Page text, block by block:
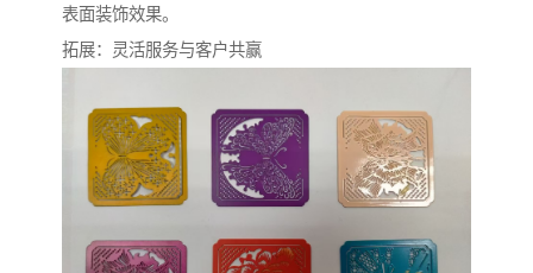
表面装饰效果。
拓展：灵活服务与客户共赢